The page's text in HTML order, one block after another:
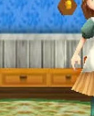
ภาคใหม่ล่าสุุด
ยทำยอดขายทะลุ
มแอ็คชั่นของ PS4 แต่
ต่อเนื่อง แม้ว่ายอด
ต่ยังทำยอดขายได้
ยังคงอาการน่าเป็น
ออกมาก็ตาม